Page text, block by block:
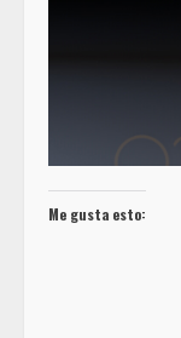
Me gusta esto: